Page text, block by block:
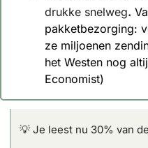
drukke snelweg.
pakketbezorging:
ze miljoenen
het Westen nog
Economist)
💡 Je leest nu 30% van